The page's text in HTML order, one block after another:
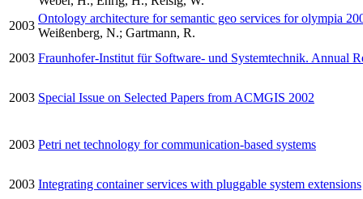
2003
Ontology architecture for semantic geo services for olympia
Weißenberg, N.; Gartmann, R.
2003 Fraunhofer-Institut für Software- und Systemtechnik. Annual
2003 Special Issue on Selected Papers from ACMGIS 2002
2003 Petri net technology for communication-based systems
2003 Integrating container services with pluggable system extensions